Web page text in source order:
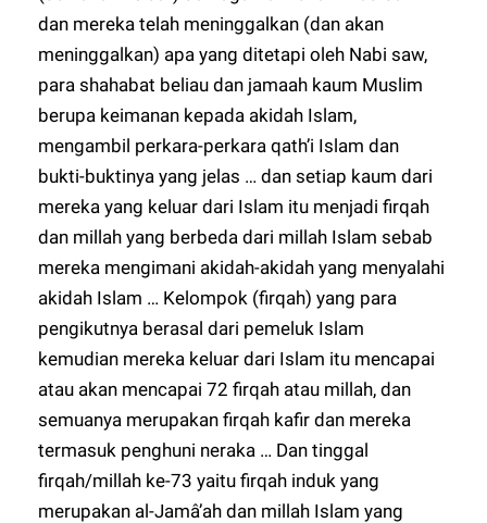
dan mereka telah meninggalkan (dan akan
meninggalkan) apa yang ditetapi oleh Nabi saw,
para shahabat beliau dan jamaah kaum Muslim
berupa keimanan kepada akidah Islam,
mengambil perkara-perkara qath’i Islam dan
bukti-buktinya yang jelas … dan setiap kaum dari
mereka yang keluar dari Islam itu menjadi firqah
dan millah yang berbeda dari millah Islam sebab
mereka mengimani akidah-akidah yang menyalahi
akidah Islam … Kelompok (firqah) yang para
pengikutnya berasal dari pemeluk Islam
kemudian mereka keluar dari Islam itu mencapai
atau akan mencapai 72 firqah atau millah, dan
semuanya merupakan firqah kafir dan mereka
termasuk penghuni neraka … Dan tinggal
firqah/millah ke-73 yaitu firqah induk yang
merupakan al-Jamâ’ah dan millah Islam yang